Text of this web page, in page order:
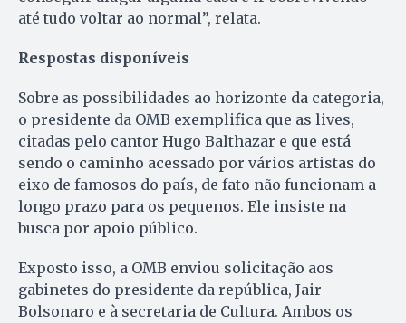
até tudo voltar ao normal”, relata.
Respostas disponíveis
Sobre as possibilidades ao horizonte da categoria,
o presidente da OMB exemplifica que as lives,
citadas pelo cantor Hugo Balthazar e que está
sendo o caminho acessado por vários artistas do
eixo de famosos do país, de fato não funcionam a
longo prazo para os pequenos. Ele insiste na
busca por apoio público.
Exposto isso, a OMB enviou solicitação aos
gabinetes do presidente da república, Jair
Bolsonaro e à secretaria de Cultura. Ambos os